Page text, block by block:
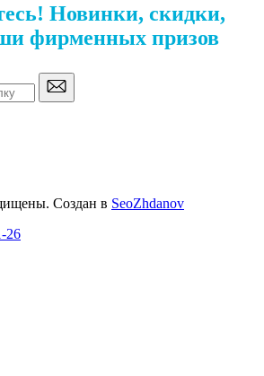
Новинки, скидки,
фирменных призов
Создан в SeoZhdanov
26